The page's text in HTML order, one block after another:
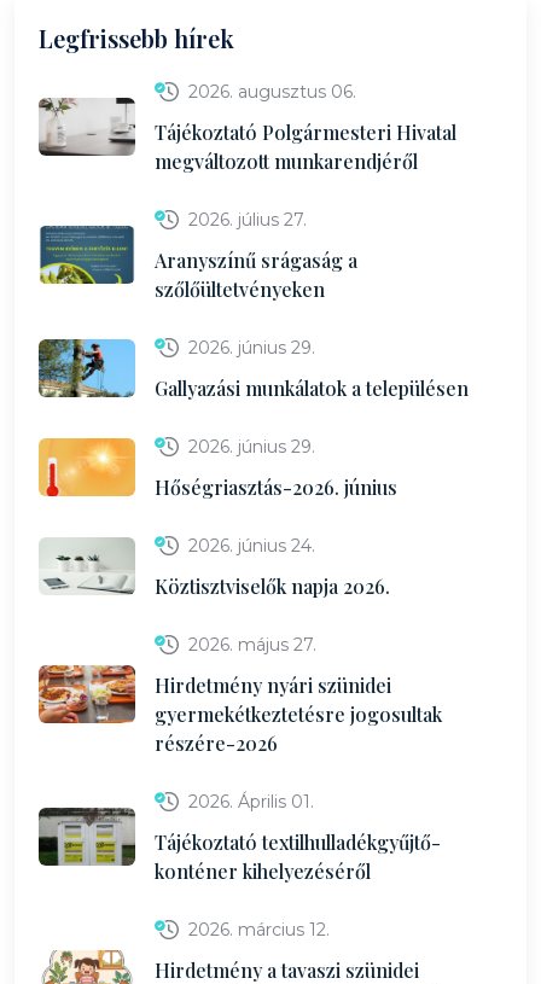
Legfrissebb hírek
2026. augusztus 06.
Tájékoztató Polgármesteri Hivatal
megváltozott munkarendjéről
2026. július 27.
Aranyszínű srágaság a
szőlőültetvényeken
2026. június 29.
Gallyazási munkálatok a településen
2026. június 29.
Hőségriasztás-2026. június
2026. június 24.
Köztisztviselők napja 2026.
2026. május 27.
Hirdetmény nyári szünidei
gyermekétkeztetésre jogosultak
részére-2026
2026. Április 01.
Tájékoztató textilhulladékgyűjtő-
konténer kihelyezéséről
2026. március 12.
Hirdetmény a tavaszi szünidei